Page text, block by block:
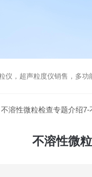
仪销售，多功能超声粒度分析仪，粒度及
溶性微粒检查专题介绍
不溶性微